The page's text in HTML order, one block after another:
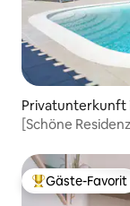
Privatunterkunft
[Schöne
Beliebter Gäste-
Gäste-Favorit